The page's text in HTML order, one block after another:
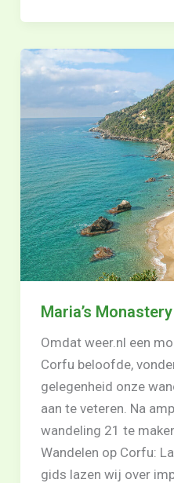
Maria’s Monastery
Omdat weer.nl een
Corfu beloofde,
gelegenheid onze
aan te veteren. Na
wandeling 21 te
Wandelen op Corfu:
gids lazen wij over